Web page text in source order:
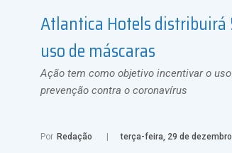
Atlantica Hotels distribuirá
uso de máscaras
Ação tem como objetivo incentivar o
prevenção contra o coronavírus
Por Redação terça-feira, 29 de